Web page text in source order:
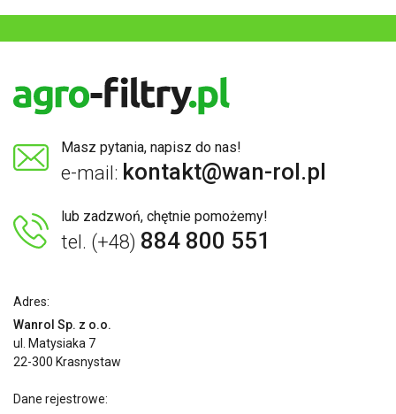
Masz pytania, napisz do nas!
e-mail: kontakt@wan-rol.pl
lub zadzwoń, chętnie pomożemy!
tel. (+48) 884 800 551
Adres:
Wanrol Sp. z o.o.
ul. Matysiaka 7
22-300 Krasnystaw
Dane rejestrowe: